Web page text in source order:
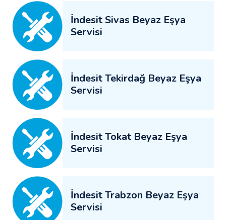
İndesit Sivas Beyaz Eşya
Servisi
İndesit Tekirdağ Beyaz Eşya
Servisi
İndesit Tokat Beyaz Eşya
Servisi
İndesit Trabzon Beyaz Eşya
Servisi